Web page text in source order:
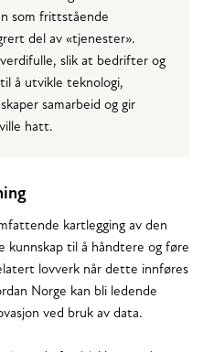
som frittstående
del av «tjenester».
slik at bedrifter og
å utvikle teknologi,
samarbeid og gir
hatt.
kartlegging av den
kunnskap til å håndtere og føre
lovverk når dette innføres
Norge kan bli ledende
ved bruk av data.